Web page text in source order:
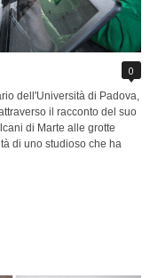
0
dell'Università di Padova,
il racconto del suo
di Marte alle grotte
di uno studioso che ha